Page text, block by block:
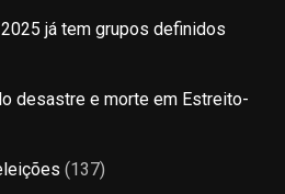
já tem grupos definidos
desastre e morte em Estreito-
(137)